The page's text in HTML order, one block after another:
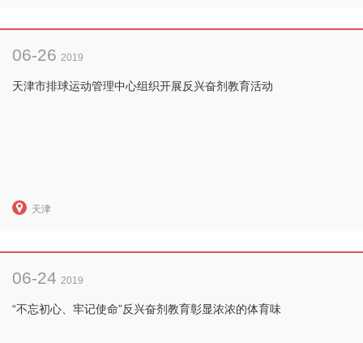
06-26 2019
天津市排球运动管理中心组织开展反兴奋剂教育活动
天津
06-24 2019
“不忘初心、牢记使命”反兴奋剂教育彰显浓浓的体育味